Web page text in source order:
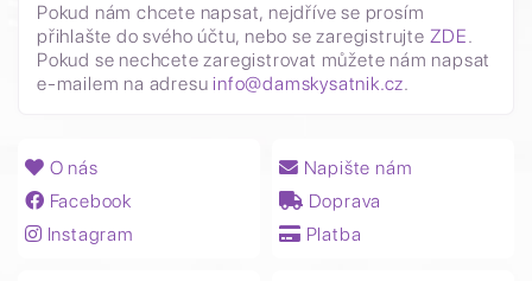
Pokud nám chcete napsat, nejdříve se prosím
přihlašte do svého účtu, nebo se zaregistrujte ZDE.
Pokud se nechcete zaregistrovat můžete nám napsat
e-mailem na adresu info@damskysatnik.cz.
O nás
Facebook
Instagram
Napište nám
Doprava
Platba